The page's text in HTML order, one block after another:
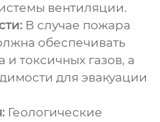
вентиляции.
В случае пожара
обеспечивать
токсичных газов, а
для эвакуации
Геологические